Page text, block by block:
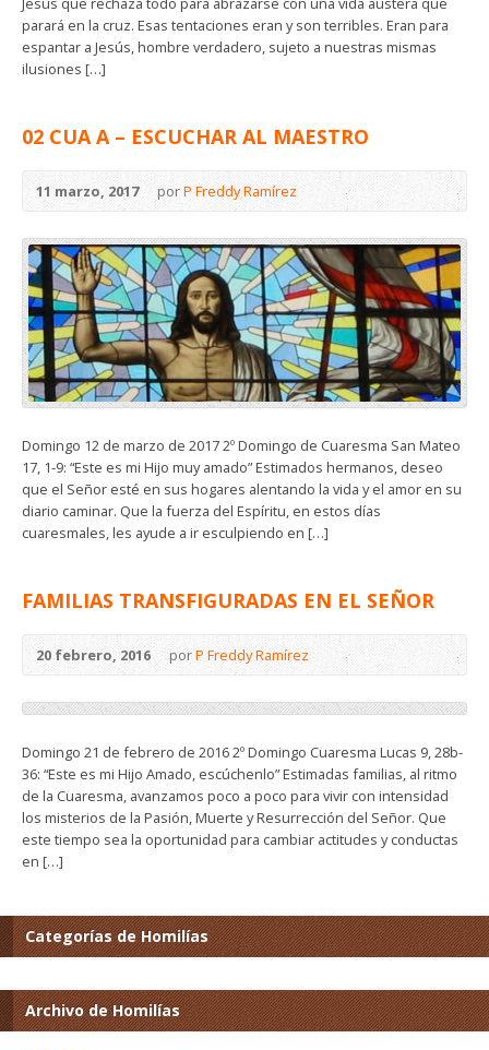
parará en la cruz. Esas tentaciones eran y son terribles. Eran para
espantar a Jesús, hombre verdadero, sujeto a nuestras mismas
ilusiones […]
02 CUA A – ESCUCHAR AL MAESTRO
11 marzo, 2017 porP Freddy Ramírez
Domingo 12 de marzo de 2017 2º Domingo de Cuaresma San Mateo
17, 1-9: “Este es mi Hijo muy amado” Estimados hermanos, deseo
que el Señor esté en sus hogares alentando la vida y el amor en su
diario caminar. Que la fuerza del Espíritu, en estos días
cuaresmales, les ayude a ir esculpiendo en […]
FAMILIAS TRANSFIGURADAS EN EL SEÑOR
20 febrero, 2016 porP Freddy Ramírez
Domingo 21 de febrero de 2016 2º Domingo Cuaresma Lucas 9, 28b-
36: “Este es mi Hijo Amado, escúchenlo” Estimadas familias, al ritmo
de la Cuaresma, avanzamos poco a poco para vivir con intensidad
los misterios de la Pasión, Muerte y Resurrección del Señor. Que
este tiempo sea la oportunidad para cambiar actitudes y conductas
en […]
Categorías de Homilías
Archivo de Homilías